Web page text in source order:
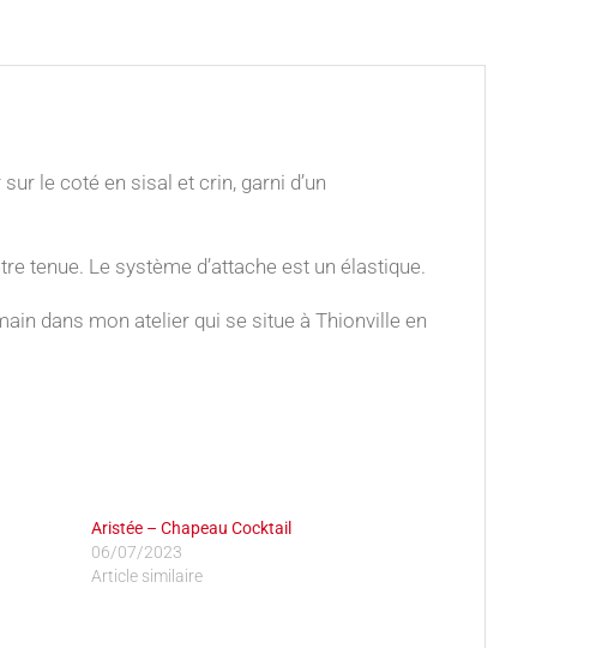
le coté en sisal et crin, garni d’un
tenue. Le système d’attache est un élastique.
dans mon atelier qui se situe à Thionville en
Aristée – Chapeau Cocktail
06/07/2023
Article similaire